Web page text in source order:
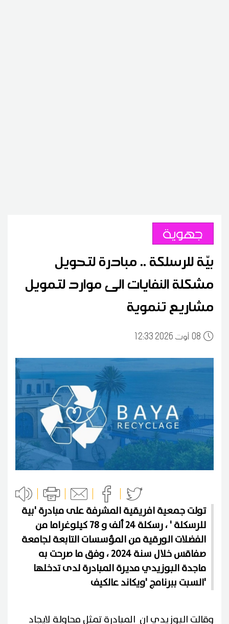
جهوية
بيّة للرسلكة .. مبادرة لتحويل
مشكلة النفايات الى موارد لتمويل
مشاريع تنموية
0812:33 2026 أوت
تولت جمعية افريقية المشرفة على مبادرة 'بية
للرسكلة ' ، رسكلة 24 ألف و 78 كيلوغراما من
الفضلات الورقية من المؤسسات التابعة لجامعة
صفاقس خلال سنة 2024 ، وفق ما صرحت به
ماجدة البوزيدي مديرة المبادرة لدى تدخلها
السبت ببرنامج 'ويكاند عالكيف'
وقالت البوزيدي ان المبادرة تمثل محاولة لايجاد